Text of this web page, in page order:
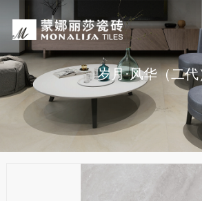
岁月·风华（二代